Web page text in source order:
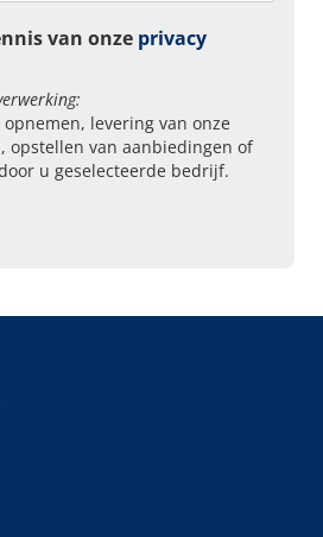
van onze privacy
levering van onze
opstellen van aanbiedingen of
u geselecteerde bedrijf.